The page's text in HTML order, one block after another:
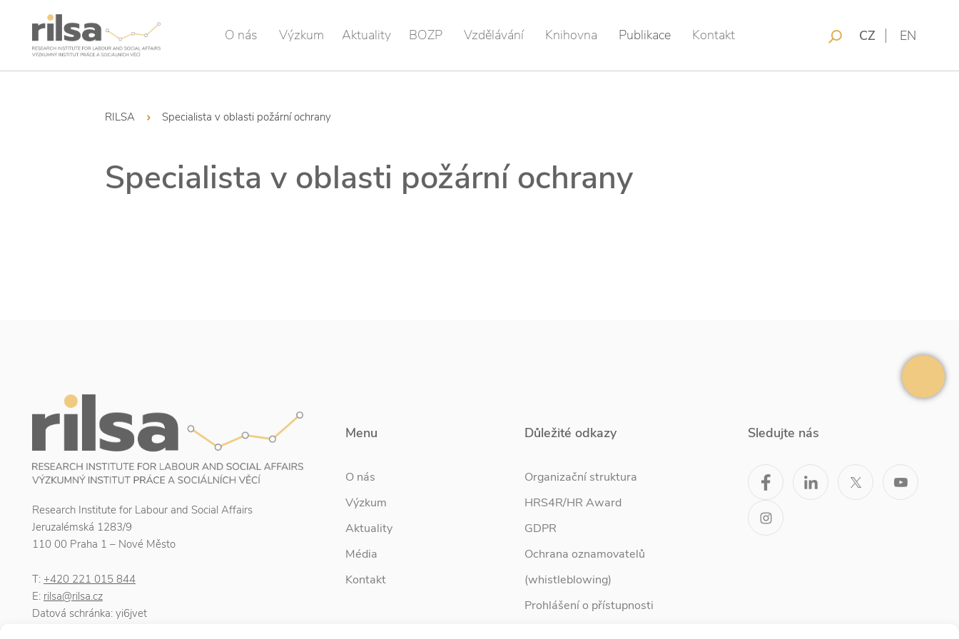
O nás Výzkum Aktuality BOZP Vzdělávání Knihovna Publikace Kontakt CZ EN
RILSA Specialista v oblasti požární ochrany
Specialista v oblasti požární ochrany
Research Institute for Labour and Social Affairs
Jeruzalémská 1283/9
110 00 Praha 1 – Nové Město
T: +420 221 015 844
E: rilsa@rilsa.cz
Datová schránka: yi6jvet
Menu
O nás
Výzkum
Aktuality
Média
Kontakt
Důležité odkazy
Organizační struktura
HRS4R/HR Award
GDPR
Ochrana oznamovatelů
(whistleblowing)
Prohlášení o přístupnosti
Sledujte nás